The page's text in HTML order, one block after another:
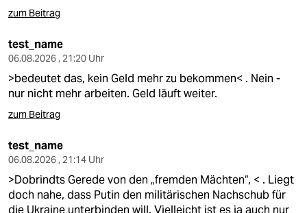
epaper login
zum Beitrag
test_name
06.08.2026 , 21:20 Uhr
>bedeutet das, kein Geld mehr zu bekommen< . Nein -
nur nicht mehr arbeiten. Geld läuft weiter.
zum Beitrag
test_name
06.08.2026 , 21:14 Uhr
>Dobrindts Gerede von den „fremden Mächten“, < . Liegt
doch nahe, dass Putin den militärischen Nachschub für
die Ukraine unterbinden will. Vielleicht ist es ja auch nur